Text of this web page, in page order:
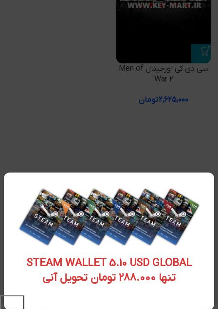
STEAM WALLET 5.10 USD GLOBAL
تنها 288.000 تومان تحویل آنی
سی دی کی اورجینال Men of
War 2
۲,۶۲۵,۰۰۰تومان